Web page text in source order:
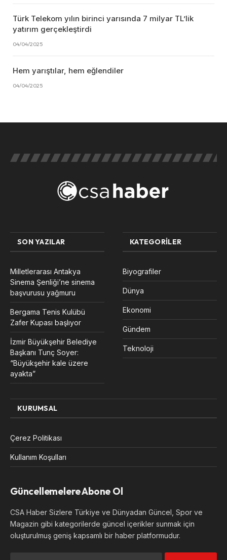
Türk Telekom yılın birinci yarısında 7 milyar TL’lik
yatırım gerçekleştirdi
04/04/2025
Hem yarıştılar, hem eğlendiler
04/04/2025
SON YAZILAR
Milletlerarası Antakya
Sinema Şenliği’ne sinema
başvurusu yağmuru
Bergama Tenis Kulübü
Zafer Kupası başlıyor
İzmir Büyükşehir Belediye
Başkanı Tunç Soyer:
“Büyükşehir kale üzere
ayakta”
KATEGORILER
Biyografiler
Dünya
Ekonomi
Gündem
Teknoloji
KURUMSAL
Çerez Politikası
Kullanım Koşulları
Güncellemelere Abone Ol
CSA Haber Sizlere Türkiye ve Dünyadan Güncel, Spor ve
Magazin gibi kategorilerde güncel içerikler sunmak için
oluşturulmuş geniş kapsamlı bir haber platformudur.